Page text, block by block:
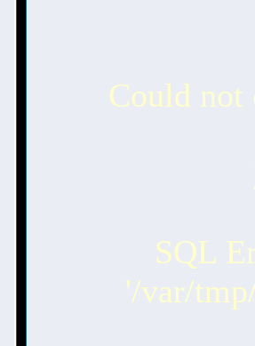
Could not
SQL
'/var/